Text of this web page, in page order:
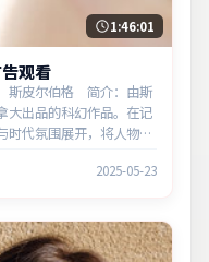
1:46:01
观看
斯皮尔伯格 简介：由斯
大出品的科幻作品。在记
时代氛围展开，将人物推
2025-05-23